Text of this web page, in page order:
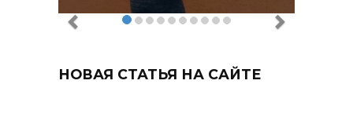
НОВАЯ СТАТЬЯ НА САЙТЕ